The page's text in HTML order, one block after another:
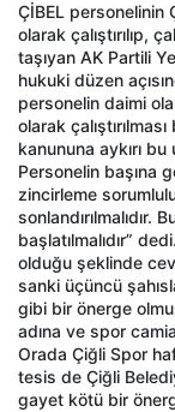
ÇİBEL personelinin
olarak çalıştırılıp,
taşıyan AK Partili
hukuki düzen
personelin daimi
olarak
kanununa aykırı
Personelin başına
zincirleme
sonlandırılmalıdır.
başlatılmalıdır”
olduğu şeklinde
sanki üçüncü
gibi bir önerge
adına ve spor
Orada Çiğli Spor
tesis de Çiğli
gayet kötü bir